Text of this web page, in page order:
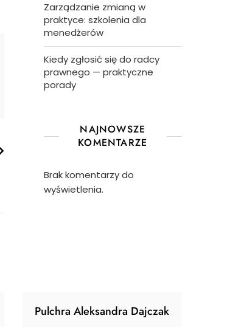
Zarządzanie zmianą w
praktyce: szkolenia dla
menedżerów
Kiedy zgłosić się do radcy
prawnego — praktyczne
porady
NAJNOWSZE
KOMENTARZE
Brak komentarzy do
wyświetlenia.
Pulchra Aleksandra Dajczak